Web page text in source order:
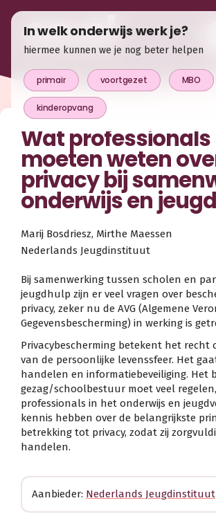
Wat professionals
moeten weten
privacy bij
onderwijs en
Marij Bosdriesz, Mirthe Maessen
Nederlands Jeugdinstituut
Bij samenwerking tussen scholen en
jeugdhulp zijn er veel vragen over
privacy, zeker nu de AVG (Algemene
Gegevensbescherming) in werking is
Privacybescherming betekent het recht
van de persoonlijke levenssfeer. Het
handelen en informatiebeveiliging. Het
gezag/schoolbestuur moet veel
professionals in het onderwijs en
kennis hebben over de belangrijkste
betrekking tot privacy, zodat zij
handelen.
Aanbieder: Nederlands Jeugdinstituut
In welk onderwijs werk je?
hiermee kunnen we je nog beter helpen
primair voortgezet MBO
kinderopvang